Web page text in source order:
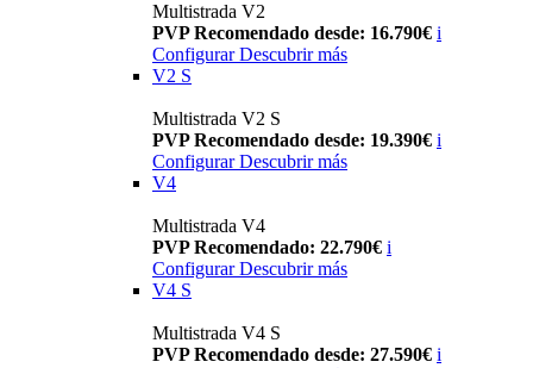
Multistrada V2
PVP Recomendado desde: 16.790€ i
Configurar Descubrir más
V2 S
Multistrada V2 S
PVP Recomendado desde: 19.390€ i
Configurar Descubrir más
V4
Multistrada V4
PVP Recomendado: 22.790€ i
Configurar Descubrir más
V4 S
Multistrada V4 S
PVP Recomendado desde: 27.590€ i